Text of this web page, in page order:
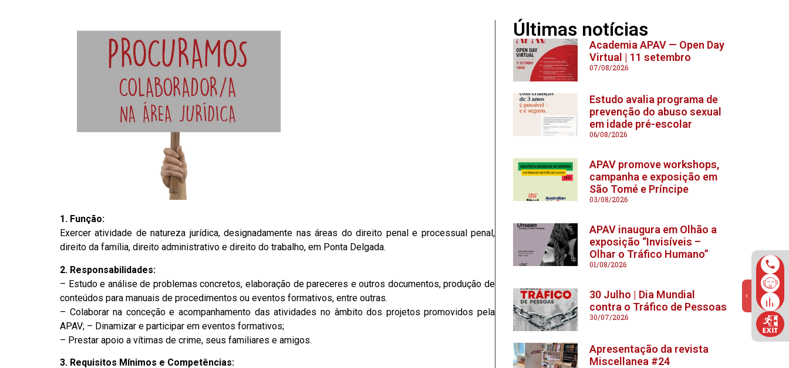
1. Função:
Exercer atividade de natureza jurídica, designadamente nas áreas do direito penal e processual penal,
direito da família, direito administrativo e direito do trabalho, em Ponta Delgada.
2. Responsabilidades:
– Estudo e análise de problemas concretos, elaboração de pareceres e outros documentos, produção de
conteúdos para manuais de procedimentos ou eventos formativos, entre outras.
– Colaborar na conceção e acompanhamento das atividades no âmbito dos projetos promovidos pela
APAV; – Dinamizar e participar em eventos formativos;
– Prestar apoio a vítimas de crime, seus familiares e amigos.
3. Requisitos Mínimos e Competências:
Últimas notícias
Academia APAV — Open Day
Virtual | 11 setembro
07/08/2026
Estudo avalia programa de
prevenção do abuso sexual
em idade pré-escolar
06/08/2026
APAV promove workshops,
campanha e exposição em
São Tomé e Príncipe
03/08/2026
APAV inaugura em Olhão a
exposição “Invisíveis –
Olhar o Tráfico Humano”
01/08/2026
30 Julho | Dia Mundial
contra o Tráfico de Pessoas
30/07/2026
Apresentação da revista
Miscellanea #24